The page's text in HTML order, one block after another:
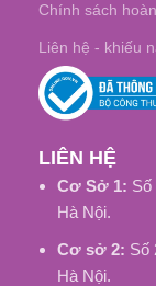
Chính sách
Liên hệ - khiếu
LIÊN HỆ
Cơ Sở 1: Số
Hà Nội.
Cơ sở 2: Số
Hà Nội.